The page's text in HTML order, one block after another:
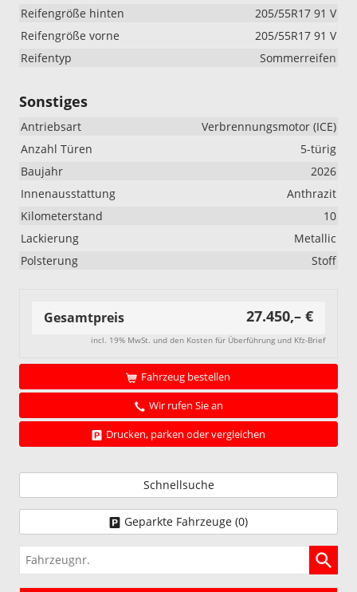
Reifengröße hinten
205/55R17 91 V
Reifengröße vorne
205/55R17 91 V
Reifentyp
Sommerreifen
Sonstiges
Antriebsart
Verbrennungsmotor (ICE)
Anzahl Türen
5-türig
Baujahr
2026
Innenausstattung
Anthrazit
Kilometerstand
10
Lackierung
Metallic
Polsterung
Stoff
Gesamtpreis 27.450,– €
incl. 19% MwSt. und den Kosten für Überführung und Kfz-Brief
Fahrzeug bestellen
Wir rufen Sie an
Drucken, parken oder vergleichen
Schnellsuche
Geparkte Fahrzeuge (0)
Fahrzeugnr.